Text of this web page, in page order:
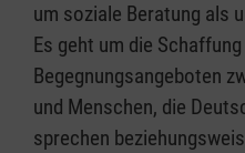
um soziale Beratung als
Es geht um die
Begegnungsangeboten
und Menschen, die
sprechen